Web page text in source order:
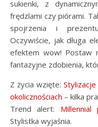
sukienki, z
frędzlami czy piórami.
spojrzenia i
Oczywiście, jak długa
efektem wow! Postaw
fantazyjne zdobienia,
Z życia wzięte:
okolicznościach – kilka
Trend alert:
Stylistka wyjaśnia.